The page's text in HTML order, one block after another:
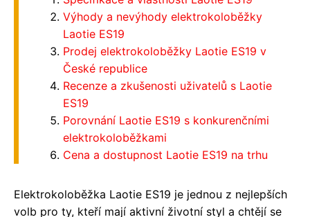
Výhody a nevýhody elektrokoloběžky
Laotie ES19
Prodej elektrokoloběžky Laotie ES19 v
České republice
Recenze a zkušenosti uživatelů s Laotie
ES19
Porovnání Laotie ES19 s konkurenčními
elektrokoloběžkami
Cena a dostupnost Laotie ES19 na trhu
Elektrokoloběžka Laotie ES19 je jednou z nejlepších
volb pro ty, kteří mají aktivní životní styl a chtějí se